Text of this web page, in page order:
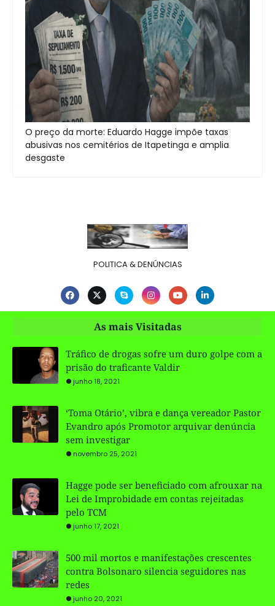
O preço da morte: Eduardo Hagge impõe taxas
abusivas nos cemitérios de Itapetinga e amplia
desgaste
POLITICA & DENÚNCIAS
As mais Visitadas
Tráfico de drogas sofre um duro golpe com a
prisão do traficante Valdir
junho 18, 2021
‘Toma Otário’, vibra e dança vereador Pastor
Evandro após Promotor arquivar denúncia
sem investigar
novembro 25, 2021
Hagge pode ser beneficiado com afrouxar na
Lei de Improbidade em contas rejeitadas
pelo TCM
junho 17, 2021
500 mil mortos e manifestações crescentes
contra Bolsonaro silencia seguidores nas
redes
junho 20, 2021